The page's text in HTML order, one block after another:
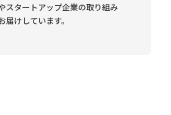
スタートアップ企業の取り組み
けしています。